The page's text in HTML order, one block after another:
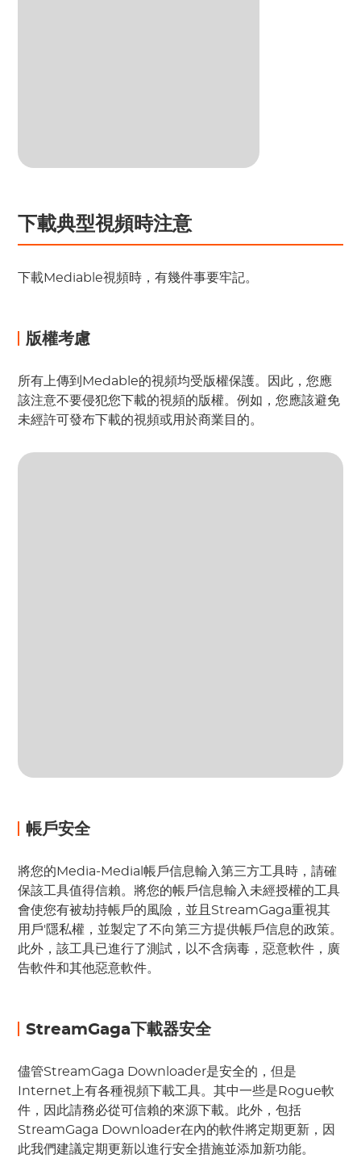
下載典型視頻時注意
下載Mediable視頻時，有幾件事要牢記。
版權考慮
所有上傳到Medable的視頻均受版權保護。因此，您應
該注意不要侵犯您下載的視頻的版權。例如，您應該避免
未經許可發布下載的視頻或用於商業目的。
帳戶安全
將您的Media-Medial帳戶信息輸入第三方工具時，請確
保該工具值得信賴。將您的帳戶信息輸入未經授權的工具
會使您有被劫持帳戶的風險，並且StreamGaga重視其
用戶'隱私權，並製定了不向第三方提供帳戶信息的政策。
此外，該工具已進行了測試，以不含病毒，惡意軟件，廣
告軟件和其他惡意軟件。
StreamGaga下載器安全
儘管StreamGaga Downloader是安全的，但是
Internet上有各種視頻下載工具。其中一些是Rogue軟
件，因此請務必從可信賴的來源下載。此外，包括
StreamGaga Downloader在內的軟件將定期更新，因
此我們建議定期更新以進行安全措施並添加新功能。